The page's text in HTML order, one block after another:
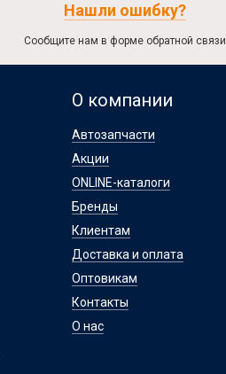
Нашли ошибку?
Сообщите нам в форме обратной связи
О компании
Автозапчасти
Акции
ONLINE-каталоги
Бренды
Клиентам
Доставка и оплата
Оптовикам
Контакты
О нас